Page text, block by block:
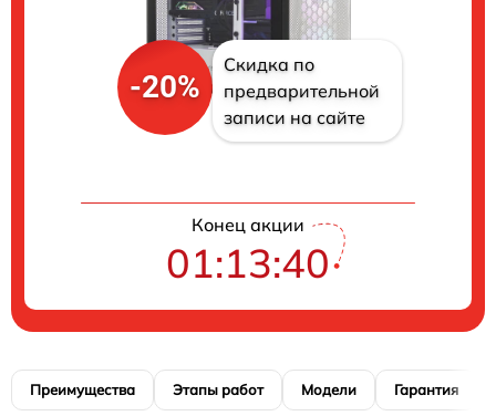
-20%
Скидка по
предварительной
записи на сайте
Конец акции
01:13:40
Преимущества Этапы работ Модели Гарантия